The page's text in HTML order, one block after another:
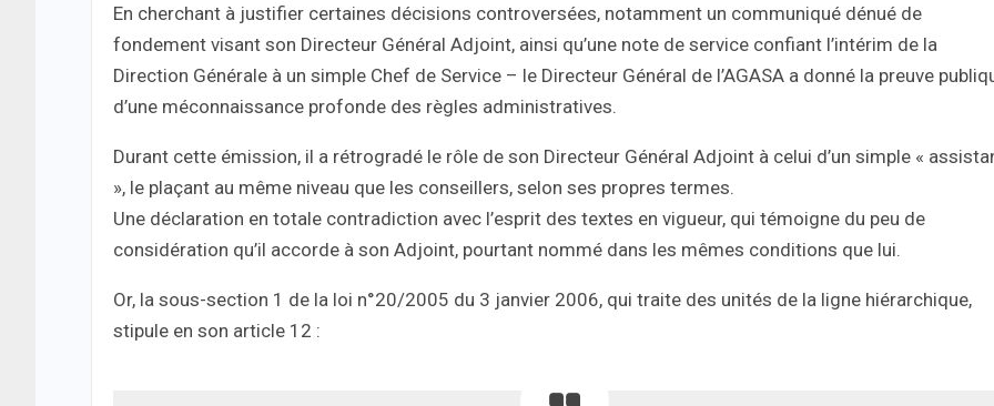
En cherchant à justifier certaines décisions controversées, notamment un communiqué dénué de
fondement visant son Directeur Général Adjoint, ainsi qu’une note de service confiant l’intérim de la
Direction Générale à un simple Chef de Service – le Directeur Général de l’AGASA a donné la preuve
d’une méconnaissance profonde des règles administratives.
Durant cette émission, il a rétrogradé le rôle de son Directeur Général Adjoint à celui d’un simple «
», le plaçant au même niveau que les conseillers, selon ses propres termes.
Une déclaration en totale contradiction avec l’esprit des textes en vigueur, qui témoigne du peu de
considération qu’il accorde à son Adjoint, pourtant nommé dans les mêmes conditions que lui.
Or, la sous-section 1 de la loi n°20/2005 du 3 janvier 2006, qui traite des unités de la ligne hiérarchique,
stipule en son article 12 :